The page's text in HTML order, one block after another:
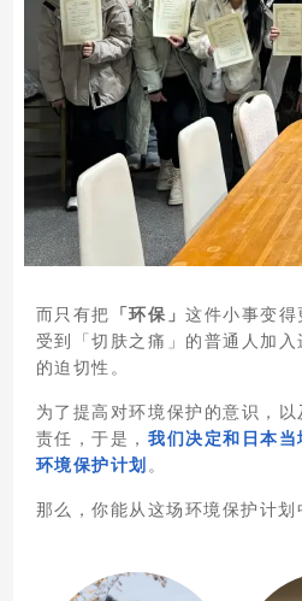
而只有把 「环保」这件小事变
受到「切肤之痛」的普通人加
的迫切性。
为了提高对环境保护的意识，
责任，于是， 我们决定和日本
环境保护计划 。
那么，你能从这场环境保护计划